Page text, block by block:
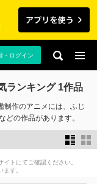
・ログイン
ランキング 1作品
制作のアニメには、ふじ
どの作品があります。
トにてご確認ください。
す。